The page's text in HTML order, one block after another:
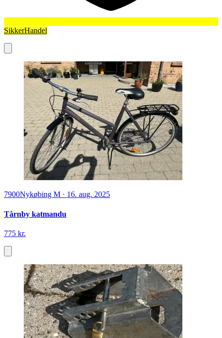
SikkerHandel
7900Nykøbing M · 16. aug. 2025
Tårnby katmandu
775 kr.